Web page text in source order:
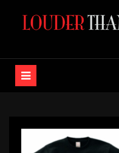
LOUDER
K-A-Z